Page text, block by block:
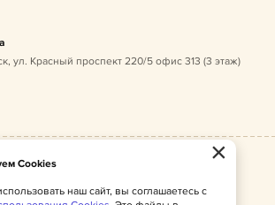
ул. Красный проспект 220/5 офис 313 (3 этаж)
поставки детской одежды по
ИНН 541005493544, ОГРН
×
Cookies
наш сайт, вы соглашаетесь с